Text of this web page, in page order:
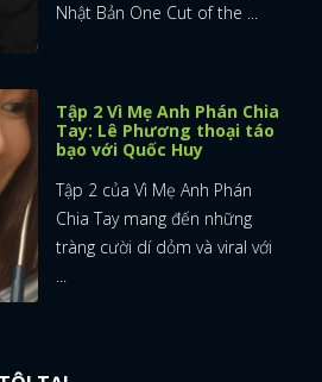
NHẬP
Nhật Bản One Cut of the ...
Tập 2 Vì Mẹ Anh Phán Chia
Tay: Lê Phương thoại táo
bạo với Quốc Huy
Tập 2 của Vì Mẹ Anh Phán
Chia Tay mang đến những
tràng cười dí dỏm và viral với
...